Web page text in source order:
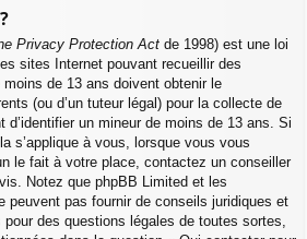
Privacy Protection Act de 1998) est une loi
sites Internet pouvant recueillir des
de 13 ans doivent obtenir le
(ou d’un tuteur légal) pour la collecte de
d’identifier un mineur de moins de 13 ans. Si
s’applique à vous, lorsque vous vous
le fait à votre place, contactez un conseiller
Notez que phpBB Limited et les
peuvent pas fournir de conseils juridiques et
des questions légales de toutes sortes,